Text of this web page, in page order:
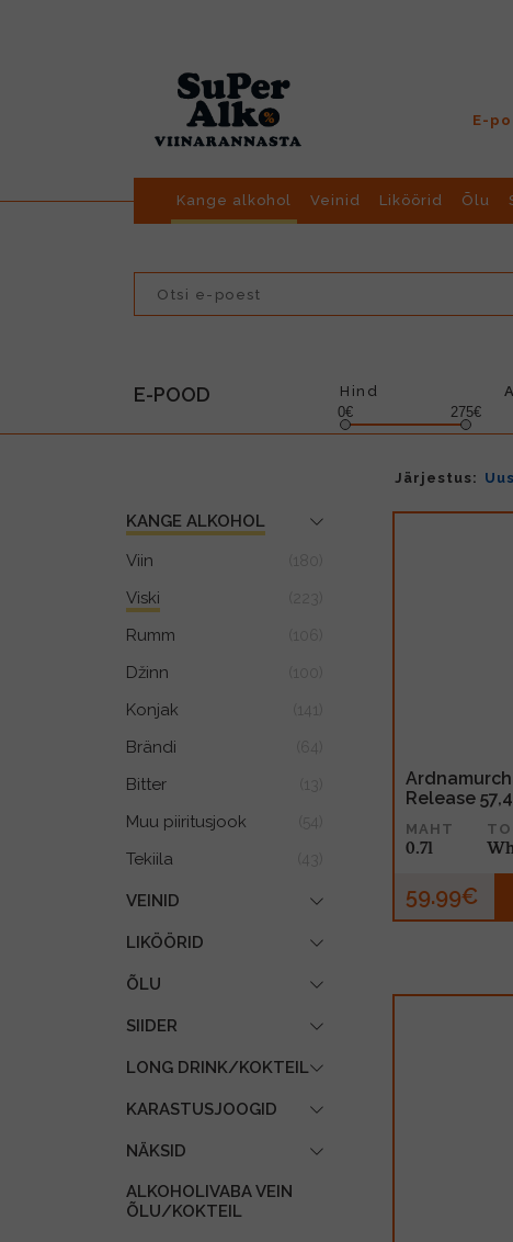
E-
Kange alkohol Veinid Liköörid Õlu
E-POOD
Hind
0€
275€
KANGE ALKOHOL
Viin
Viski
Rumm
Džinn
Konjak
Brändi
Bitter
Muu piiritusjook
Tekiila
VEINID
LIKÖÖRID
ÕLU
SIIDER
LONG DRINK/KOKTEIL
KARASTUSJOOGID
NÄKSID
ALKOHOLIVABA VEIN
ÕLU/KOKTEIL
Järjestus:
Release
MAHT
0.7l
59.99€